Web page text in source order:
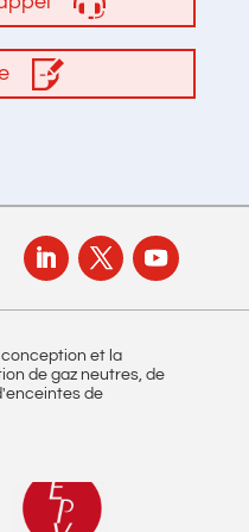
et la
de gaz neutres, de
de